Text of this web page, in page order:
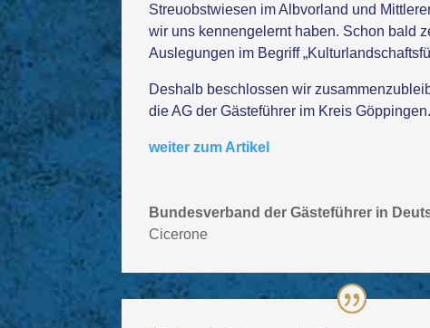
Streuobstwiesen im Albvorland und
wir uns kennengelernt haben. Schon bald
Auslegungen im Begriff
Deshalb beschlossen wir
die AG der Gästeführer im Kreis Göppingen.
weiter zum Artikel
Bundesverband der Gästeführer in
Cicerone